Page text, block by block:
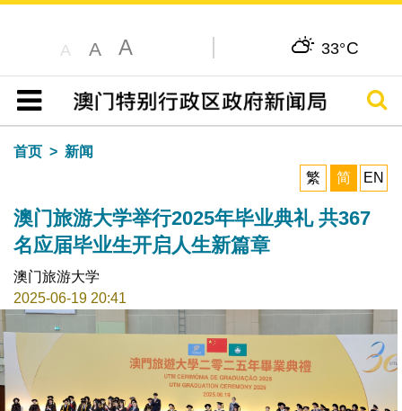
A A A 33°C
目录
搜寻
首页
新闻
繁
简 EN
澳门旅游大学举行2025年毕业典礼 共367
名应届毕业生开启人生新篇章
澳门旅游大学
2025-06-19 20:41